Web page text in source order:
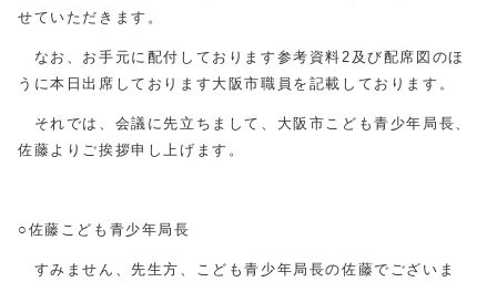
せていただきます。
なお、お手元に配付しております参考資料2及び配席図のほ
うに本日出席しております大阪市職員を記載しております。
それでは、会議に先立ちまして、大阪市こども青少年局長、
佐藤よりご挨拶申し上げます。
○佐藤こども青少年局長
すみません、先生方、こども青少年局長の佐藤でございま